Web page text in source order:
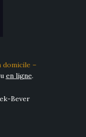
domicile –
en ligne.
Bever